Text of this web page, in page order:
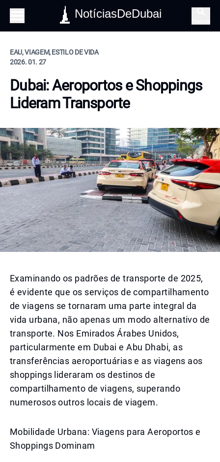
NotíciasDeDubai
EAU, VIAGEM, ESTILO DE VIDA
2026. 01. 27
Dubai: Aeroportos e Shoppings
Lideram Transporte
Examinando os padrões de transporte de 2025,
é evidente que os serviços de compartilhamento
de viagens se tornaram uma parte integral da
vida urbana, não apenas um modo alternativo de
transporte. Nos Emirados Árabes Unidos,
particularmente em Dubai e Abu Dhabi, as
transferências aeroportuárias e as viagens aos
shoppings lideraram os destinos de
compartilhamento de viagens, superando
numerosos outros locais de viagem.
Mobilidade Urbana: Viagens para Aeroportos e
Shoppings Dominam